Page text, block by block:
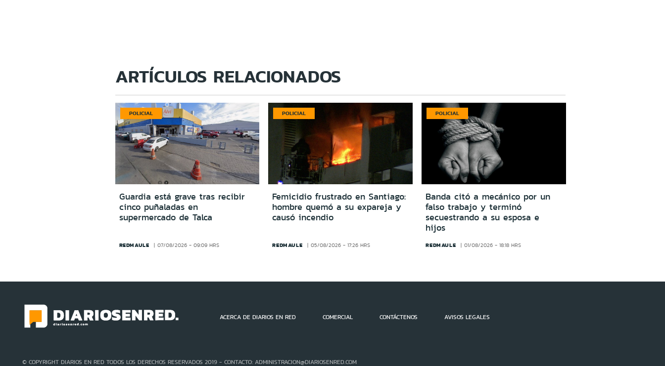
ARTÍCULOS RELACIONADOS
POLICIAL
Guardia está grave tras recibir
cinco puñaladas en
supermercado de Talca
REDMAULE 07/08/2026 - 09:09 HRS
POLICIAL
Femicidio frustrado en Santiago:
hombre quemó a su expareja y
causó incendio
REDMAULE 05/08/2026 - 17:26 HRS
POLICIAL
Banda citó a mecánico por un
falso trabajo y terminó
secuestrando a su esposa e
hijos
REDMAULE 01/08/2026 - 18:18 HRS
ACERCA DE DIARIOS EN RED COMERCIAL CONTÁCTENOS AVISOS LEGALES
© COPYRIGHT DIARIOS EN RED TODOS LOS DERECHOS RESERVADOS 2019 - CONTACTO: ADMINISTRACION@DIARIOSENRED.COM